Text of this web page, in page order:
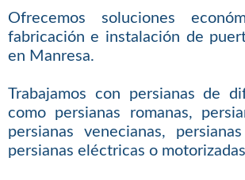
Ofrecemos soluciones
fabricación e instalación de
en Manresa.
Trabajamos con persianas de
como persianas romanas,
persianas venecianas,
persianas eléctricas o